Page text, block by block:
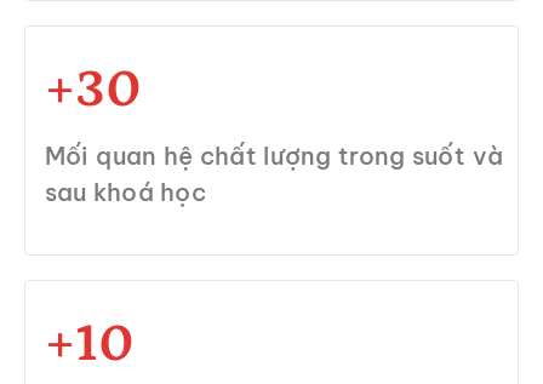
+30
Mối quan hệ chất lượng trong suốt và
sau khoá học
+10